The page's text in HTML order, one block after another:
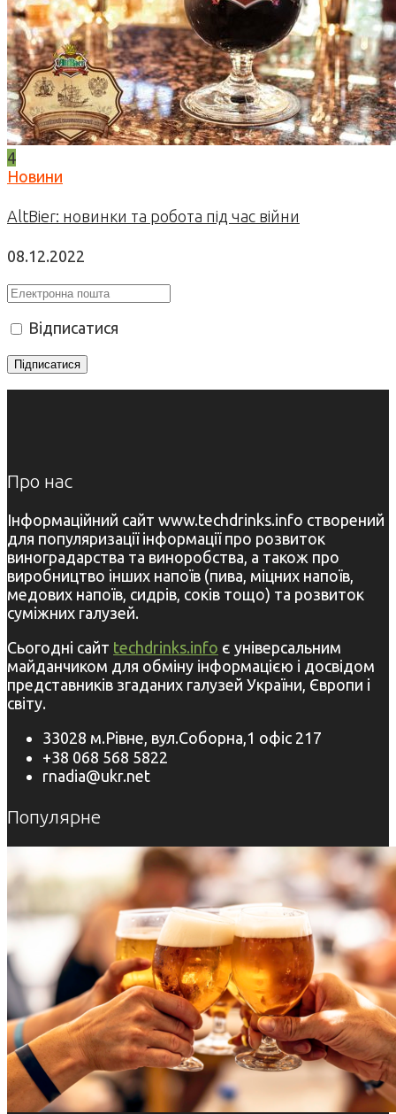
4
Новини
AltBier: новинки та робота під час війни
08.12.2022
Відписатися
Про нас
Інформаційний сайт www.techdrinks.info створений
для популяризації інформації про розвиток
виноградарства та виноробства, а також про
виробництво інших напоїв (пива, міцних напоїв,
медових напоїв, сидрів, соків тощо) та розвиток
суміжних галузей.
Сьогодні сайт techdrinks.info є універсальним
майданчиком для обміну інформацією і досвідом
представників згаданих галузей України, Європи і
світу.
33028 м.Рівне, вул.Соборна,1 офіс 217
+38 068 568 5822
rnadia@ukr.net
Популярне